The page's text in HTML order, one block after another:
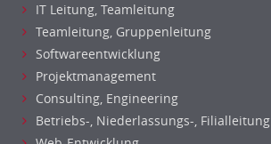
Maler, Lackierer
Mechaniker
Metallhandwerk
Nahrungsmittelherstellung, -verarbeitung
Raumgestaltung
IT Leitung, Teamleitung
Teamleitung, Gruppenleitung
Softwareentwicklung
Projektmanagement
Consulting, Engineering
Betriebs-, Niederlassungs-, Filialleitung